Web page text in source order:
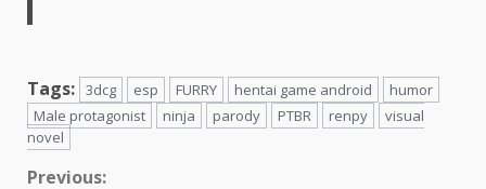
Tags: 3dcg esp FURRY hentai game android
humor
Male protagonist
ninja parody PTBR renpy
visual
novel
Previous: